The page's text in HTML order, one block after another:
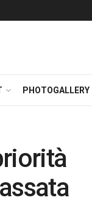
PHOTOGALLERY